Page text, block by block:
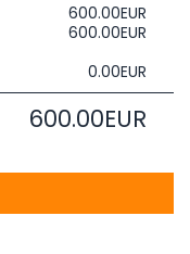
600.00EUR
600.00EUR
0.00EUR
600.00EUR